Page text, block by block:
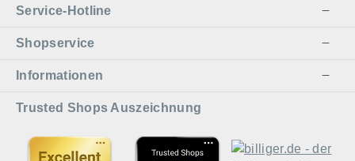
Service-Hotline
Shopservice
Informationen
Trusted Shops Auszeichnung